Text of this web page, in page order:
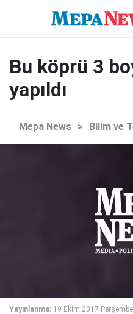
Bu köprü 3
yapıldı
Mepa News > Bilim ve
Yayınlanma: 19 Ekim 2017